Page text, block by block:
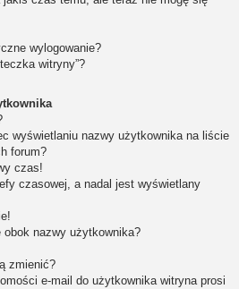
wylogowanie?
witryny”?
wyświetlaniu nazwy użytkownika na liście
forum?
czas!
czasowej, a nadal jest wyświetlany
nazwy użytkownika?
zmienić?
e-mail do użytkownika witryna prosi